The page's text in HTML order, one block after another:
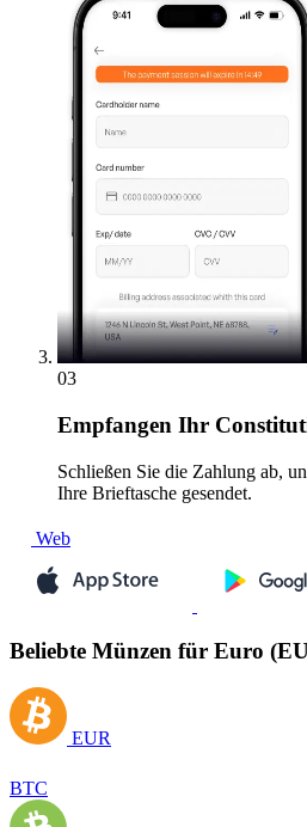
03
Empfangen Ihr
Schließen Sie die Zahlung ab,
Ihre Brieftasche gesendet.
Web
Beliebte Münzen für Euro
EUR
BTC